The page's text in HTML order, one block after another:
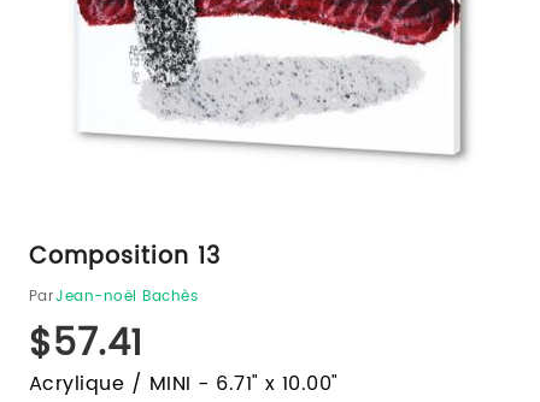
Composition 13
ParJean-noël Bachès
$57.41
Acrylique / MINI - 6.71" x 10.00"